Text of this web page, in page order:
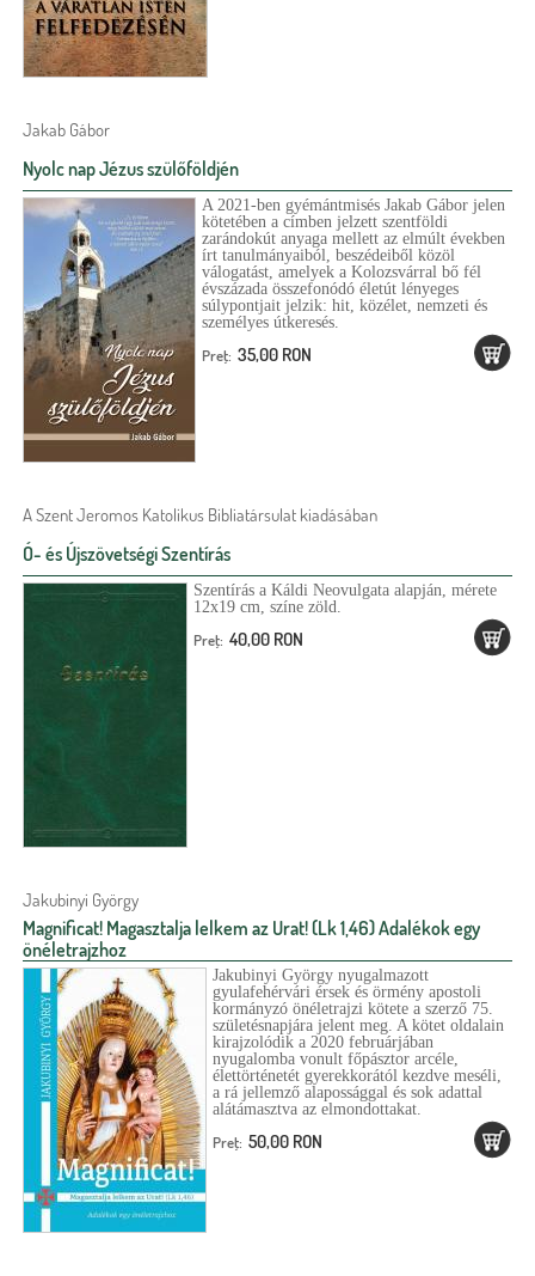
Jakab Gábor
Nyolc nap Jézus szülőföldjén
A 2021-ben gyémántmisés Jakab Gábor jelen
kötetében a címben jelzett szentföldi
zarándokút anyaga mellett az elmúlt években
írt tanulmányaiból, beszédeiből közöl
válogatást, amelyek a Kolozsvárral bő fél
évszázada összefonódó életút lényeges
súlypontjait jelzik: hit, közélet, nemzeti és
személyes útkeresés.
Preţ: 35,00 RON
A Szent Jeromos Katolikus Bibliatársulat kiadásában
Ó- és Újszövetségi Szentírás
Szentírás a Káldi Neovulgata alapján, mérete
12x19 cm, színe zöld.
Preţ: 40,00 RON
Jakubinyi György
Magnificat! Magasztalja lelkem az Urat! (Lk 1,46) Adalékok egy
önéletrajzhoz
Jakubinyi György nyugalmazott
gyulafehérvári érsek és örmény apostoli
kormányzó önéletrajzi kötete a szerző 75.
születésnapjára jelent meg. A kötet oldalain
kirajzolódik a 2020 februárjában
nyugalomba vonult főpásztor arcéle,
élettörténetét gyerekkorától kezdve meséli,
a rá jellemző alapossággal és sok adattal
alátámasztva az elmondottakat.
Preţ: 50,00 RON